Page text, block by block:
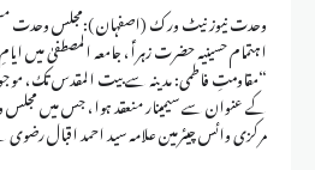
وحدت نیوز نیٹ ورک (اصفہان ):مجلس وحدت
اہتمام حسینیہ حضرت زہراؑ، جامعہ المصطفیٰ میں
“مقاومتِ فاطمی: مدینہ سے بیت المقدس تک،
کے عنوان سے سیمینار منعقد ہوا، جس میں
مرکزی وائس چیئرمین علامہ سید احمد اقبال